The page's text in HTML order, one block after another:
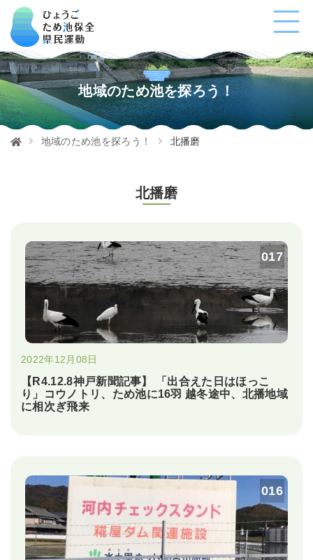
地域のため池を探ろう！
地域のため池を探ろう！ 北播磨
北播磨
017
2022年12月08日
【R4.12.8神戸新聞記事】 「出合えた日はほっこ
り」コウノトリ、ため池に16羽 越冬途中、北播地域
に相次ぎ飛来
016